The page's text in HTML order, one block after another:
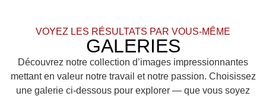
VOYEZ LES RÉSULTATS PAR VOUS-MÊME
GALERIES
Découvrez notre collection d’images impressionnantes
mettant en valeur notre travail et notre passion. Choisissez
une galerie ci-dessous pour explorer — que vous soyez